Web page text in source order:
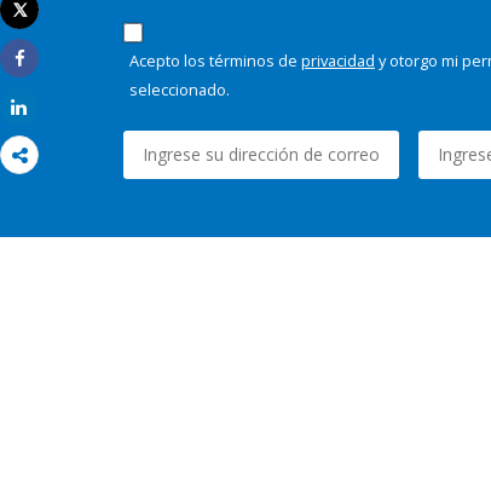
Imprimir
Tweet
Share
Acepto los términos de privacidad y otorgo mi
seleccionado.